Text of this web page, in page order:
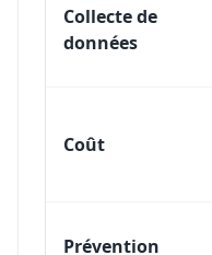
Collecte de
données
Coût
Prévention